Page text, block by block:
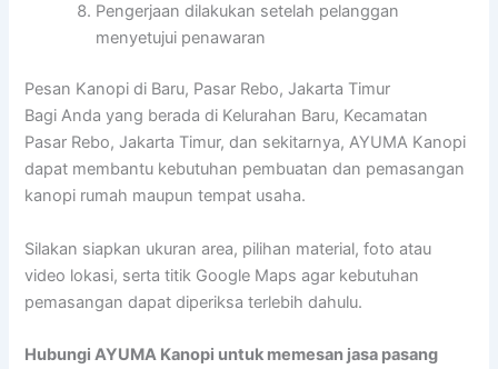
Pengerjaan dilakukan setelah pelanggan
menyetujui penawaran
Pesan Kanopi di Baru, Pasar Rebo, Jakarta Timur
Bagi Anda yang berada di Kelurahan Baru, Kecamatan
Pasar Rebo, Jakarta Timur, dan sekitarnya, AYUMA Kanopi
dapat membantu kebutuhan pembuatan dan pemasangan
kanopi rumah maupun tempat usaha.
Silakan siapkan ukuran area, pilihan material, foto atau
video lokasi, serta titik Google Maps agar kebutuhan
pemasangan dapat diperiksa terlebih dahulu.
Hubungi AYUMA Kanopi untuk memesan jasa pasang